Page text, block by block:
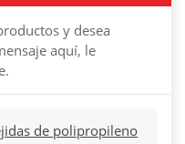
y desea
aquí, le
de polipropileno